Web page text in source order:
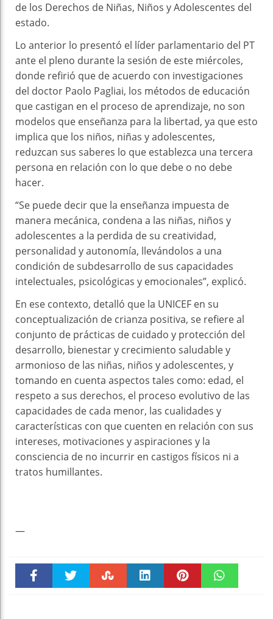
de los Derechos de Niñas, Niños y Adolescentes del
estado.
Lo anterior lo presentó el líder parlamentario del PT
ante el pleno durante la sesión de este miércoles,
donde refirió que de acuerdo con investigaciones
del doctor Paolo Pagliai, los métodos de educación
que castigan en el proceso de aprendizaje, no son
modelos que enseñanza para la libertad, ya que esto
implica que los niños, niñas y adolescentes,
reduzcan sus saberes lo que establezca una tercera
persona en relación con lo que debe o no debe
hacer.
“Se puede decir que la enseñanza impuesta de
manera mecánica, condena a las niñas, niños y
adolescentes a la perdida de su creatividad,
personalidad y autonomía, llevándolos a una
condición de subdesarrollo de sus capacidades
intelectuales, psicológicas y emocionales”, explicó.
En ese contexto, detalló que la UNICEF en su
conceptualización de crianza positiva, se refiere al
conjunto de prácticas de cuidado y protección del
desarrollo, bienestar y crecimiento saludable y
armonioso de las niñas, niños y adolescentes, y
tomando en cuenta aspectos tales como: edad, el
respeto a sus derechos, el proceso evolutivo de las
capacidades de cada menor, las cualidades y
características con que cuenten en relación con sus
intereses, motivaciones y aspiraciones y la
consciencia de no incurrir en castigos físicos ni a
tratos humillantes.
—